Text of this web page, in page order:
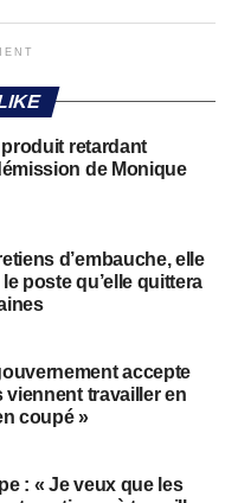
retardant
de Monique
d’embauche, elle
poste qu’elle quittera
accepte
viennent travailler en
coupé »
: « Je veux que les